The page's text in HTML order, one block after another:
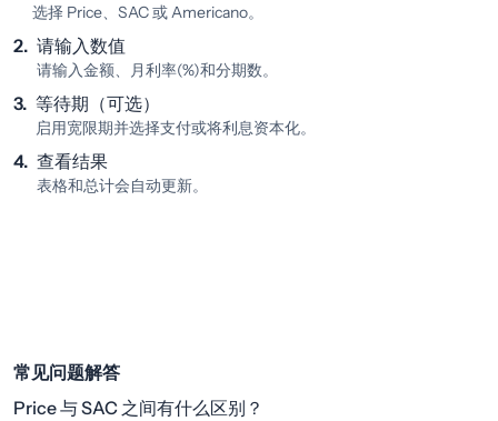
选择 Price、SAC 或 Americano。
2. 请输入数值
请输入金额、月利率(%)和分期数。
3. 等待期（可选）
启用宽限期并选择支付或将利息资本化。
4. 查看结果
表格和总计会自动更新。
常见问题解答
Price 与 SAC 之间有什么区别？